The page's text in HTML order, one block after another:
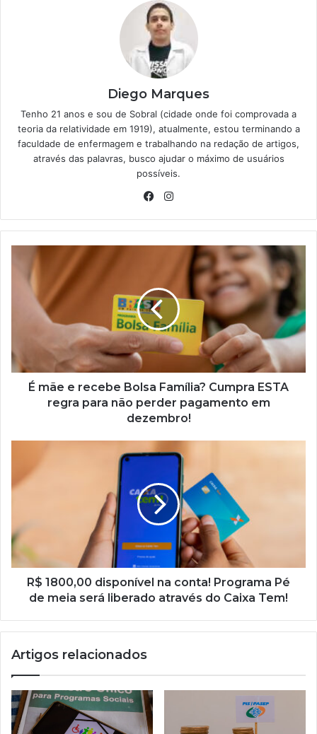
Diego Marques
Tenho 21 anos e sou de Sobral (cidade onde foi comprovada a
teoria da relatividade em 1919), atualmente, estou terminando a
faculdade de enfermagem e trabalhando na redação de artigos,
através das palavras, busco ajudar o máximo de usuários
possíveis.
Facebook
recebe
ESTA
regra
paraÉ mãe e recebe Bolsa Família? Cumpra ESTA
regra para não perder pagamento em
dezembro!
disponível
na
Pé
meia
será
liberado
Tem!
R$ 1800,00 disponível na conta! Programa Pé
de meia será liberado através do Caixa Tem!
Artigos relacionados